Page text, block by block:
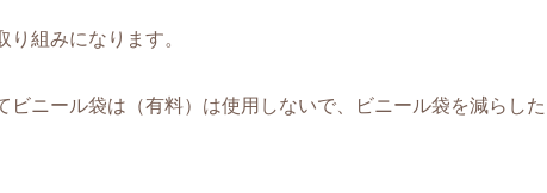
組みになります。
ビニール袋は（有料）は使用しないで、ビニール袋を減らした